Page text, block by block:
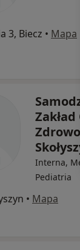
3, Biecz • Mapa
Interna,
Pediatria
• Mapa